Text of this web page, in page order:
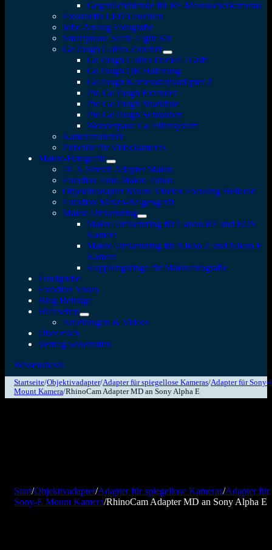
Gegenlichtblende für RF Messsucherkameras
Fotostudio LED Leuchten
Jobo Analog Fotografie
Smartphone Selfie Light Kit
GoTough GoPro Zubehör
GoTough GoPro Deckel / Griff
GoTough QR Halterung
GoTough Kamerastativadapter 2
Pro GoTough Extender
Pro GoTough Sharkbite
Pro GoTough Schrauben
Wonderpana Go Filtersystem
Kamerazubehör
Zubehör für Videokameras
Makro-Fotografie
DLX Stretch Adapter Makro
Fotodiox Auto Makro Tubus
Objektivadapter Macro Vizelex Focusing Helicoid
Fotodiox Makro-Balgengerät
Makro Umkehrring
Makro Umkehrring für Canon RF und EOS
Kamera
Makro Umkehrring für Nikon Z und Nikon F
Kamera
Kupplungsringe für Makrofotografie
Fundgrube
Fotodiox Video
Blog Beiträge
Hilfeseiten
Anleitungen & Videos
Über mich
Vertrag widerrufen
Wissensbasis
Startseite/Objektivadapter/Adapter für spiegellose Kameras/Adapter für Sony-
Mount Kamera/RhinoCam Adapter MD an Sony Alpha E
Start/Objektivadapter/Adapter für spiegellose Kameras/Adapter für
Sony-E Mount Kamera/RhinoCam Adapter MD an Sony Alpha E